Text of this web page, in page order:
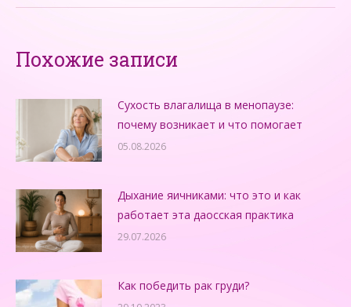
Похожие записи
Сухость влагалища в менопаузе:
почему возникает и что помогает
05.08.2026
Дыхание яичниками: что это и как
работает эта даосская практика
29.07.2026
Как победить рак груди?